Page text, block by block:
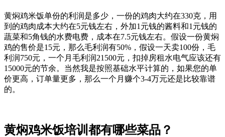
黄焖鸡米饭单份的利润是多少，一份的鸡肉大约在330克，用
到的鸡肉成本大约在5元钱左右，外加1元钱的酱料和1元钱的
蔬菜和5角钱的水费电费，成本在7.5元钱左右。假设一份黄焖
鸡的售价是15元，那么毛利润有50%，假设一天卖100份，毛
利润750元，一个月毛利润21500元，扣掉房租水电气应该还有
15000元的节余。当然我是按照基础水平计算的，如果您的单
价更高，订单量更多，那么一个月赚个3-4万元还是比较靠谱
的。
黄焖鸡米饭培训都有哪些菜品？